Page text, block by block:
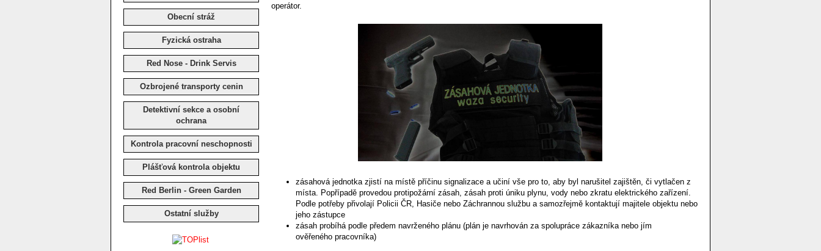
operátor.
zásahová jednotka zjistí na místě příčinu signalizace a učiní vše pro to, aby byl narušitel zajištěn, či vytlačen z
místa. Popřípadě provedou protipožární zásah, zásah proti úniku plynu, vody nebo zkratu elektrického zařízení.
Podle potřeby přivolají Policii ČR, Hasiče nebo Záchrannou službu a samozřejmě kontaktují majitele objektu nebo
jeho zástupce
zásah probíhá podle předem navrženého plánu (plán je navrhován za spolupráce zákazníka nebo jím
ověřeného pracovníka)
Obecní stráž
Fyzická ostraha
Red Nose - Drink Servis
Ozbrojené transporty cenin
Detektivní sekce a osobní
ochrana
Kontrola pracovní neschopnosti
Plášťová kontrola objektu
Red Berlin - Green Garden
Ostatní služby